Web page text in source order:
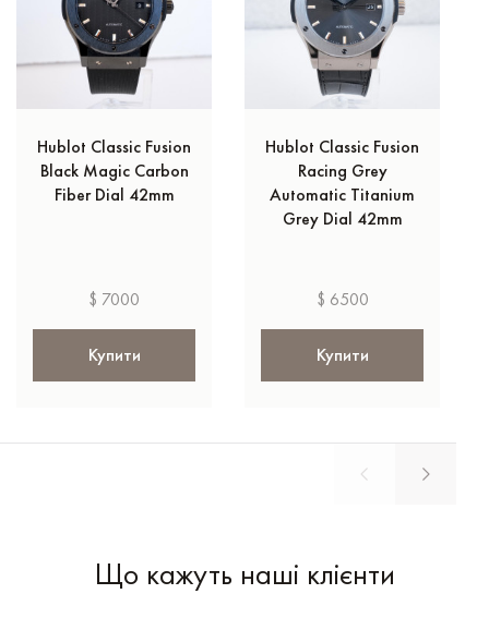
Hublot Classic Fusion
Black Magic Carbon
Fiber Dial 42mm
$ 7000
Купити
Hublot Classic Fusion
Racing Grey
Automatic Titanium
Grey Dial 42mm
$ 6500
Купити
Що кажуть наші клієнти